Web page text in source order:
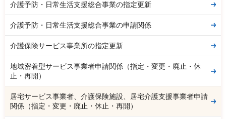
介護予防・日常生活支援総合事業の指定更新
介護予防・日常生活支援総合事業の申請関係
介護保険サービス事業所の指定更新
地域密着型サービス事業者申請関係（指定・変更・廃止・休
止・再開）
居宅サービス事業者、介護保険施設、居宅介護支援事業者申請
関係（指定・変更・廃止・休止・再開）